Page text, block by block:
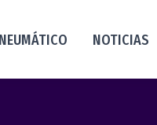
NEUMÁTICO NOTICIAS